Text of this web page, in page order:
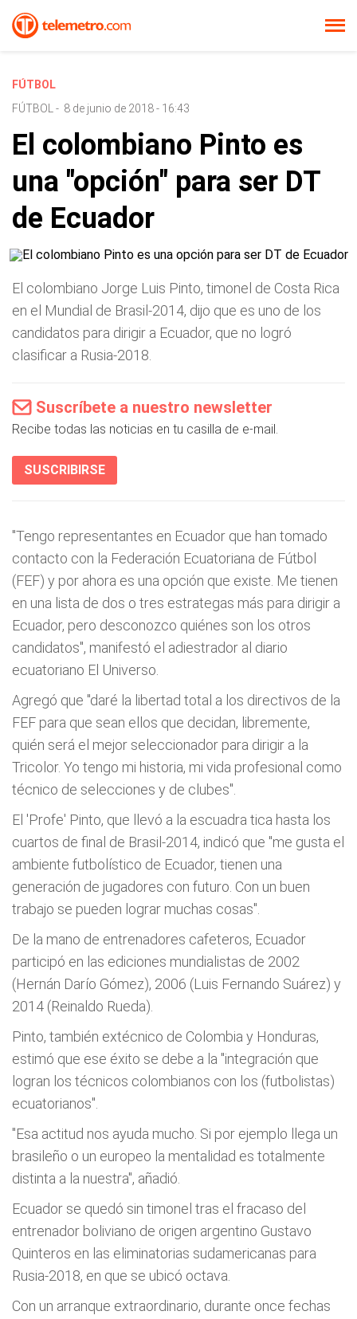
FÚTBOL
FÚTBOL
- 8 de junio de 2018 - 16:43
El colombiano Pinto es
una "opción" para ser DT
de Ecuador
El colombiano Jorge Luis Pinto, timonel de Costa Rica
en el Mundial de Brasil-2014, dijo que es uno de los
candidatos para dirigir a Ecuador, que no logró
clasificar a Rusia-2018.
Suscríbete a nuestro newsletter
Recibe todas las noticias en tu casilla de e-mail.
SUSCRIBIRSE
"Tengo representantes en Ecuador que han tomado
contacto con la Federación Ecuatoriana de Fútbol
(FEF) y por ahora es una opción que existe. Me tienen
en una lista de dos o tres estrategas más para dirigir a
Ecuador, pero desconozco quiénes son los otros
candidatos", manifestó el adiestrador al diario
ecuatoriano El Universo.
Agregó que "daré la libertad total a los directivos de la
FEF para que sean ellos que decidan, libremente,
quién será el mejor seleccionador para dirigir a la
Tricolor. Yo tengo mi historia, mi vida profesional como
técnico de selecciones y de clubes".
El 'Profe' Pinto, que llevó a la escuadra tica hasta los
cuartos de final de Brasil-2014, indicó que "me gusta el
ambiente futbolístico de Ecuador, tienen una
generación de jugadores con futuro. Con un buen
trabajo se pueden lograr muchas cosas".
De la mano de entrenadores cafeteros, Ecuador
participó en las ediciones mundialistas de 2002
(Hernán Darío Gómez), 2006 (Luis Fernando Suárez) y
2014 (Reinaldo Rueda).
Pinto, también extécnico de Colombia y Honduras,
estimó que ese éxito se debe a la "integración que
logran los técnicos colombianos con los (futbolistas)
ecuatorianos".
"Esa actitud nos ayuda mucho. Si por ejemplo llega un
brasileño o un europeo la mentalidad es totalmente
distinta a la nuestra", añadió.
Ecuador se quedó sin timonel tras el fracaso del
entrenador boliviano de origen argentino Gustavo
Quinteros en las eliminatorias sudamericanas para
Rusia-2018, en que se ubicó octava.
Con un arranque extraordinario, durante once fechas